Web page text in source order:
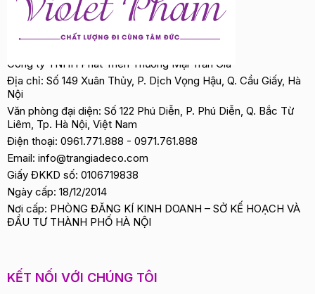
Công ty TNHH Phát Triển Thương Mại Trần Gia
Địa chỉ: Số 149 Xuân Thủy, P. Dịch Vọng Hậu, Q. Cầu Giấy, Hà
Nội
Văn phòng đại diện: Số 122 Phú Diễn, P. Phú Diễn, Q. Bắc Từ
Liêm, Tp. Hà Nội, Việt Nam
Điện thoại: 0961.771.888 - 0971.761.888
Email: info@trangiadeco.com
Giấy ĐKKD số: 0106719838
Ngày cấp: 18/12/2014
Nơi cấp: PHÒNG ĐĂNG KÍ KINH DOANH – SỞ KẾ HOẠCH VÀ
ĐẦU TƯ THÀNH PHỐ HÀ NỘI
KẾT NỐI VỚI CHÚNG TÔI